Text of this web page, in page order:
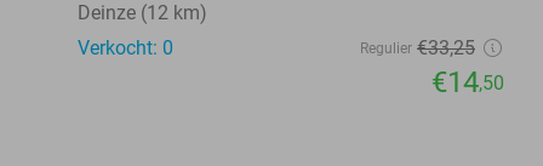
Deinze (12 km)
Verkocht: 0
Regulier €33,25
€14,50